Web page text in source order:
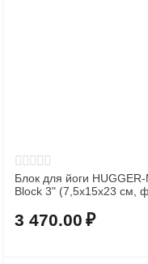
Блок для йоги
Block 3" (7,5х15х23 см,
3 470.00 ₽